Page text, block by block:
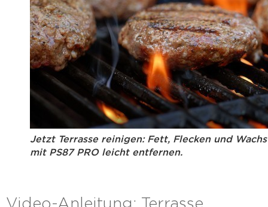
Jetzt Terrasse reinigen: Fett, Flecken und
mit PS87 PRO leicht entfernen.